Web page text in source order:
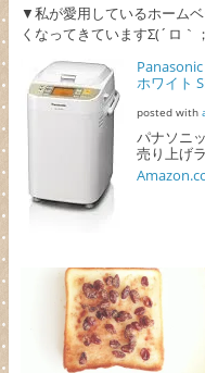
▼私が愛用しているホーム
くなってきていますΣ(´ロ｀；
ホワイト
posted with
パナソニ
売り上げ